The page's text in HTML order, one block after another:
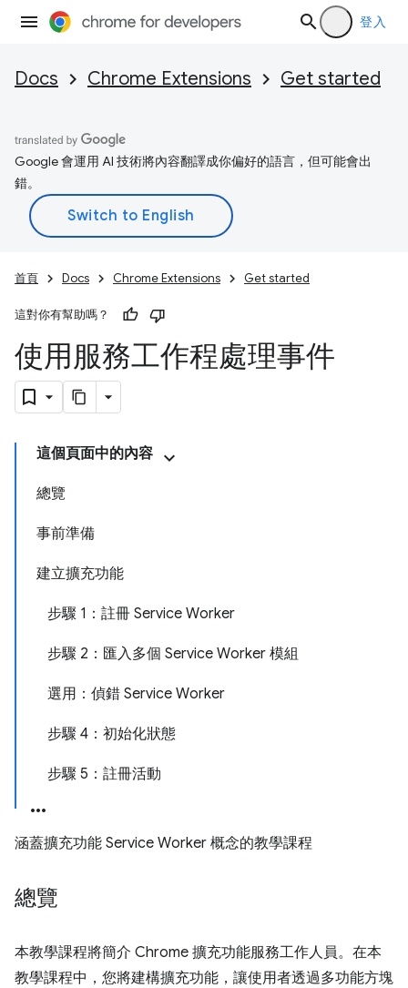
登入
Docs Chrome Extensions Get started
Google 會運用 AI 技術將內容翻譯成你偏好的語言，但可能會出
錯。
首頁 Docs Chrome Extensions Get started
這對你有幫助嗎？
使用服務工作程處理事件
這個頁面中的內容
總覽
事前準備
建立擴充功能
步驟 1：註冊 Service Worker
步驟 2：匯入多個 Service Worker 模組
選用：偵錯 Service Worker
步驟 4：初始化狀態
步驟 5：註冊活動
涵蓋擴充功能 Service Worker 概念的教學課程
總覽
本教學課程將簡介 Chrome 擴充功能服務工作人員。在本
教學課程中，您將建構擴充功能，讓使用者透過多功能方塊